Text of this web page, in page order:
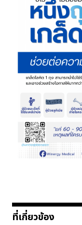
ที่เกี่ยวข้อง